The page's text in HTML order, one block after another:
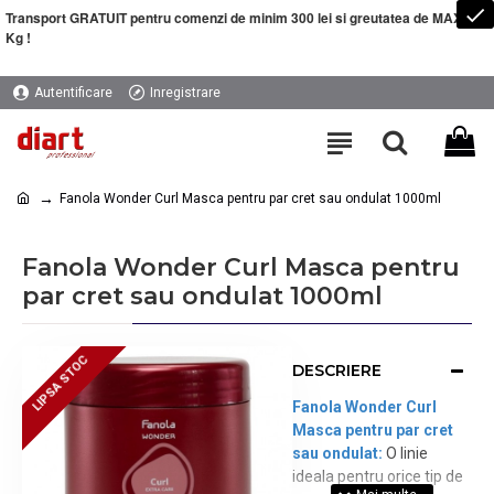
Transport GRATUIT pentru comenzi de minim 300 lei si greutatea de MAXIM 5
Kg !
Autentificare Inregistrare
Fanola Wonder Curl Masca pentru par cret sau ondulat 1000ml
Fanola Wonder Curl Masca pentru
par cret sau ondulat 1000ml
LIPSA STOC
LIPSA STOC DESCRIERE
Fanola Wonder Curl
Masca pentru par cret
sau ondulat: O linie
ideala pentru orice tip de